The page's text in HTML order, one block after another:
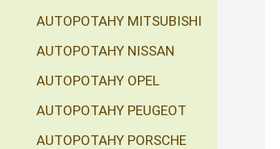
AUTOPOTAHY MITSUBISHI
AUTOPOTAHY NISSAN
AUTOPOTAHY OPEL
AUTOPOTAHY PEUGEOT
AUTOPOTAHY PORSCHE